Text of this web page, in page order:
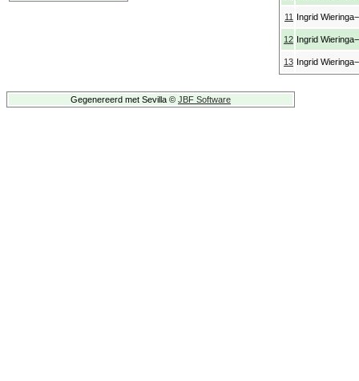
11 Ingrid
12 Ingrid
13 Ingrid
Gegenereerd met Sevilla © JBF Software